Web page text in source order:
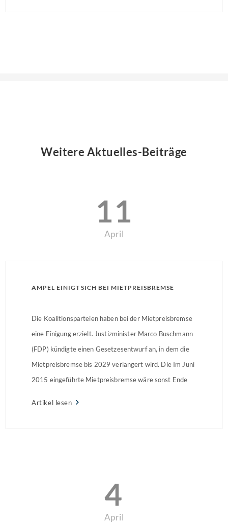
Weitere Aktuelles-Beiträge
11
April
AMPEL EINIGT SICH BEI MIETPREISBREMSE
Die Koalitionsparteien haben bei der Mietpreisbremse
eine Einigung erzielt. Justizminister Marco Buschmann
(FDP) kündigte einen Gesetzesentwurf an, in dem die
Mietpreisbremse bis 2029 verlängert wird. Die Im Juni
2015 eingeführte Mietpreisbremse wäre sonst Ende
Artikel lesen
4
April